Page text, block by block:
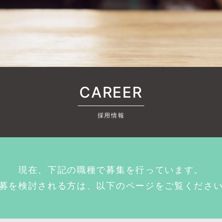
CAREER
採用情報
現在、下記の職種で募集を行っています。
を検討される方は、以下のページをご覧くださ